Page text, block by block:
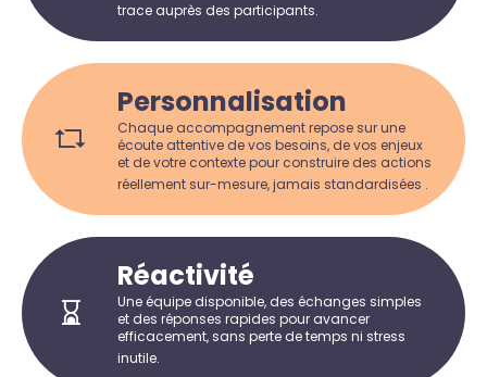
trace auprès des participants.
Personnalisation
Chaque accompagnement repose sur une
écoute attentive de vos besoins, de vos enjeux
et de votre contexte pour construire des actions
réellement sur-mesure, jamais standardisées .
Réactivité
Une équipe disponible, des échanges simples
et des réponses rapides pour avancer
efficacement, sans perte de temps ni stress
inutile.